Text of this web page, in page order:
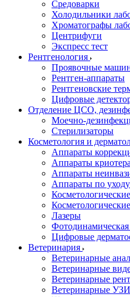
Средоварки
Холодильники
Хроматографы
Центрифуги
Экспресс тест
Рентгенология
Проявочные
Рентген-аппараты
Рентгеновские
Цифровые
Отделение ЦСО,
Моечно-
Стерилизаторы
Косметология и
Аппараты
Аппараты
Аппараты
Аппараты по
Лазеры
Фотодинамическая
Цифровые
Ветеринария
Ветеринарные
Ветеринарные
Ветеринарные
Ветеринарные УЗИ